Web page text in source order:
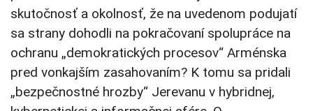
skutočnosť a okolnosť, že na uvedenom podujatí
sa strany dohodli na pokračovaní spolupráce na
ochranu „demokratických procesov“ Arménska
pred vonkajším zasahovaním? K tomu sa pridali
„bezpečnostné hrozby“ Jerevanu v hybridnej,